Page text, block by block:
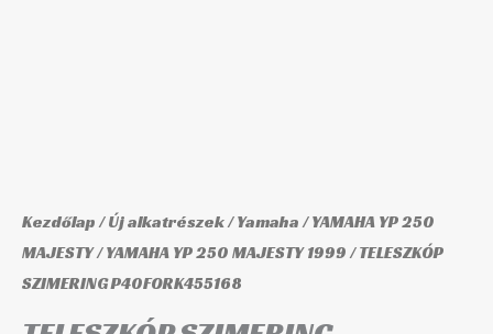
Kezdőlap/Új alkatrészek/Yamaha/YAMAHA YP 250
MAJESTY/YAMAHA YP 250 MAJESTY 1999/ TELESZKÓP
SZIMERING P40FORK455168